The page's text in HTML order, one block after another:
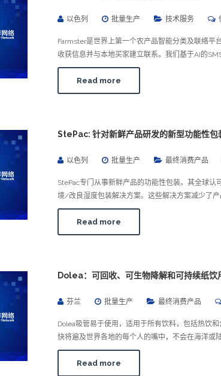
以色列 批量生产 技术服务
Farmster是世界上第一个农产品智能分类及联络平
收获信息并与本地买家建立联系。我们基于AI的
Read more
StePac: 针对新鲜产品研发的新型功能性包
以色列 批量生产 最终消费产品
StePac专门从事新鲜产品的功能性包装。其全球
境/改良湿度包装解决方案。这些解决方案减少了
Read more
Dolea：可回收、可生物降解和可持续纸饮
芬兰 批量生产 最终消费产品
Dolea吸管易于使用，适用于所有饮料，包括热饮
快将遍及世界各地的每个人的嘴中，不会在海洋或
Read more